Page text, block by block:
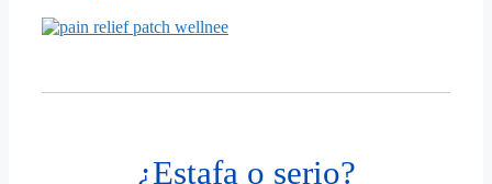
¿Estafa o serio?